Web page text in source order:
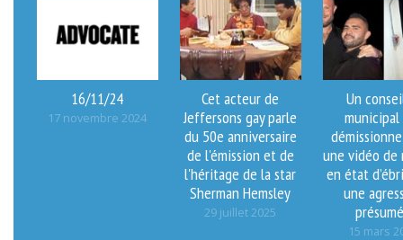
16/11/24
17 novembre 2024
Cet acteur de
Jeffersons gay parle
du 50e anniversaire
de l'émission et de
l'héritage de la star
Sherman Hemsley
29 juillet 2025
Un
municipal
une vidéo
en état
une
15 mars